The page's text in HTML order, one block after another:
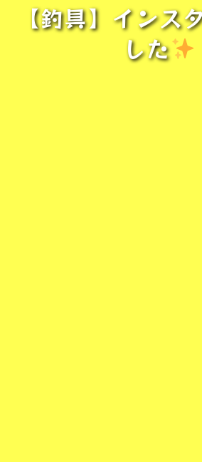
【釣具】インス
した